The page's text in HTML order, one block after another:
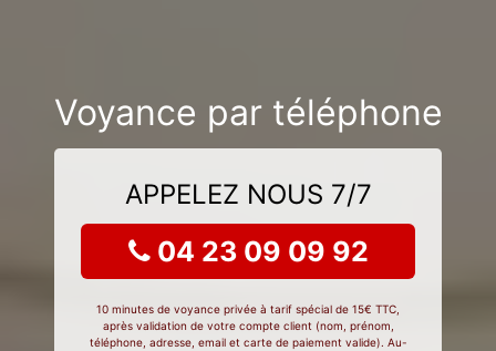
Voyance par téléphone
APPELEZ NOUS 7/7
04 23 09 09 92
10 minutes de voyance privée à tarif spécial de 15€ TTC,
après validation de votre compte client (nom, prénom,
téléphone, adresse, email et carte de paiement valide). Au-